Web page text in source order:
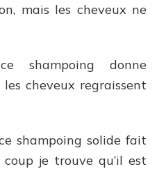
mais les cheveux ne
shampoing donne
cheveux regraissent
shampoing solide fait
je trouve qu’il est